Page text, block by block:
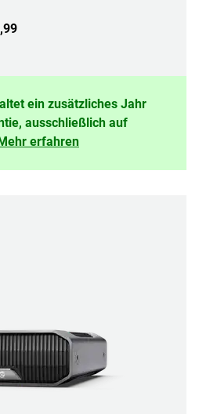
ein zusätzliches Jahr
ausschließlich auf
erfahren